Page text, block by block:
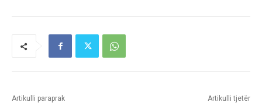
Artikulli paraprak Artikulli tjetër